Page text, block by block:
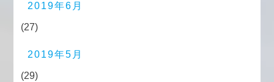
2019年6月
(27)
2019年5月
(29)